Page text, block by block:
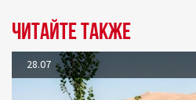
Читайте также
28.07